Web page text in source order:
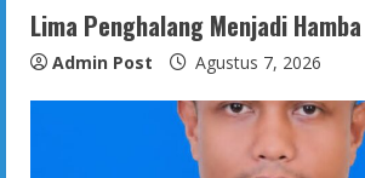
Lima Penghalang Menjadi
Admin Post Agustus 7, 2026